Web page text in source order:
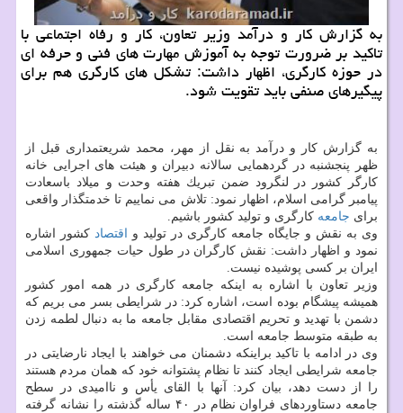
به گزارش كار و درآمد وزیر تعاون، كار و رفاه اجتماعی با
تاكید بر ضرورت توجه به آموزش مهارت های فنی و حرفه ای
در حوزه كارگری، اظهار داشت: تشكل های كارگری هم برای
پیگیرهای صنفی باید تقویت شود.
به گزارش كار و درآمد به نقل از مهر، محمد شریعتمداری قبل از
ظهر پنجشنبه در گردهمایی سالانه دبیران و هیئت های اجرایی خانه
كارگر كشور در لنگرود ضمن تبریك هفته وحدت و میلاد باسعادت
پیامبر گرامی اسلام، اظهار نمود: تلاش می نماییم تا خدمتگذار واقعی
برای جامعه كارگری و تولید كشور باشیم.
وی به نقش و جایگاه جامعه كارگری در تولید و
اقتصاد كشور اشاره
نمود و اظهار داشت: نقش كارگران در طول حیات جمهوری اسلامی
ایران بر كسی پوشیده نیست.
وزیر تعاون با اشاره به اینكه جامعه كارگری در همه امور كشور
همیشه پیشگام بوده است، اشاره كرد: در شرایطی بسر می بریم كه
دشمن با تهدید و تحریم اقتصادی مقابل جامعه ما به دنبال لطمه زدن
به طبقه متوسط جامعه است.
وی در ادامه با تاكید براینكه دشمنان می خواهند با ایجاد نارضایتی در
جامعه شرایطی ایجاد كنند تا نظام پشتوانه خود كه همان مردم هستند
را از دست دهد، بیان كرد: آنها با القای یأس و ناامیدی در سطح
جامعه دستاوردهای فراوان نظام در ۴۰ ساله گذشته را نشانه گرفته